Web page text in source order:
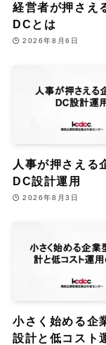
経営者が押さえ
DCとは
2026年8月6日
人事が押さえる
DC設計運用
2026年8月3日
小さく始める企
設計と低コスト